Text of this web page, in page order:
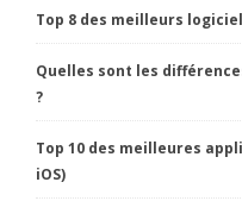
Top 8 des meilleurs
Quelles sont les
?
Top 10 des meilleures
iOS)